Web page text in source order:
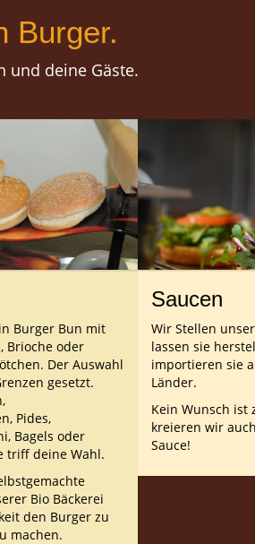
Burger.
und deine Gäste.
Burger Bun mit
Brioche oder
Der Auswahl
gesetzt.
Pides,
Bagels oder
triff deine Wahl.
Bio Bäckerei
den Burger zu
machen.
Saucen
Wir Stellen
lassen sie
importieren sie
Länder.
Kein Wunsch ist
kreieren wir
Sauce!